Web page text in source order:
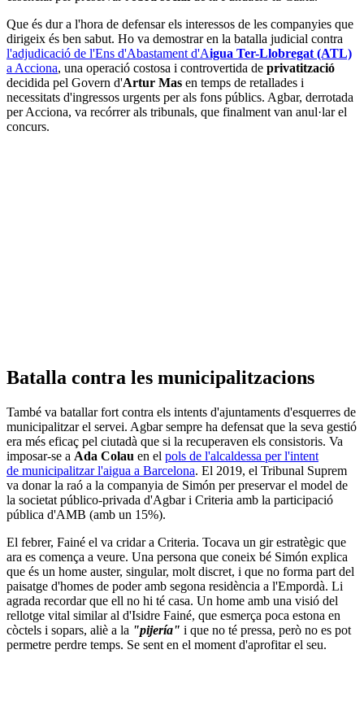
Que és dur a l'hora de defensar els interessos de les companyies que
dirigeix és ben sabut. Ho va demostrar en la batalla judicial contra
l'adjudicació de l'Ens d'Abastament d'Aigua Ter-Llobregat (ATL)
a Acciona, una operació costosa i controvertida de privatització
decidida pel Govern d'Artur Mas en temps de retallades i
necessitats d'ingressos urgents per als fons públics. Agbar, derrotada
per Acciona, va recórrer als tribunals, que finalment van anul·lar el
concurs.
Batalla contra les municipalitzacions
També va batallar fort contra els intents d'ajuntaments d'esquerres de
municipalitzar el servei. Agbar sempre ha defensat que la seva gestió
era més eficaç pel ciutadà que si la recuperaven els consistoris. Va
imposar-se a Ada Colau en el pols de l'alcaldessa per l'intent
de municipalitzar l'aigua a Barcelona. El 2019, el Tribunal Suprem
va donar la raó a la companyia de Simón per preservar el model de
la societat público-privada d'Agbar i Criteria amb la participació
pública d'AMB (amb un 15%).
El febrer, Fainé el va cridar a Criteria. Tocava un gir estratègic que
ara es comença a veure. Una persona que coneix bé Simón explica
que és un home auster, singular, molt discret, i que no forma part del
paisatge d'homes de poder amb segona residència a l'Empordà. Li
agrada recordar que ell no hi té casa. Un home amb una visió del
rellotge vital similar al d'Isidre Fainé, que esmerça poca estona en
còctels i sopars, aliè a la "pijería" i que no té pressa, però no es pot
permetre perdre temps. Se sent en el moment d'aprofitar el seu.